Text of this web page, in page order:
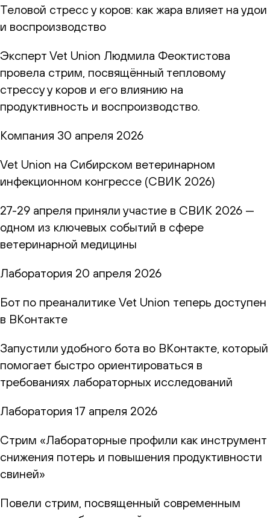
Теловой стресс у коров: как жара влияет на удои
и воспроизводство
Эксперт Vet Union Людмила Феоктистова
провела стрим, посвящённый тепловому
стрессу у коров и его влиянию на
продуктивность и воспроизводство.
Компания 30 апреля 2026
Vet Union на Сибирском ветеринарном
инфекционном конгрессе (СВИК 2026)
27-29 апреля приняли участие в СВИК 2026 —
одном из ключевых событий в сфере
ветеринарной медицины
Лаборатория 20 апреля 2026
Бот по преаналитике Vet Union теперь доступен
в ВКонтакте
Запустили удобного бота во ВКонтакте, который
помогает быстро ориентироваться в
требованиях лабораторных исследований
Лаборатория 17 апреля 2026
Стрим «Лабораторные профили как инструмент
снижения потерь и повышения продуктивности
свиней»
Повели стрим, посвященный современным